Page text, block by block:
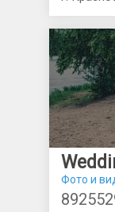
Фото и